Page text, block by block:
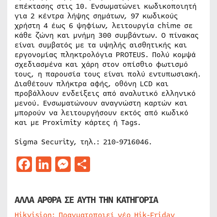
επέκτασης στις 10. Ενσωματώνει κωδικοποιητή
για 2 κέντρα λήψης σημάτων, 97 κωδικούς
χρήστη 4 έως 6 ψηφίων, λειτουργία chime σε
κάθε ζώνη και μνήμη 300 συμβάντων. Ο πίνακας
είναι συμβατός με τα υψηλής αισθητικής και
εργονομίας πληκτρολόγια PROTEUS. Πολύ κομψά
σχεδιασμένα και χάρη στον οπίσθιο φωτισμό
τους, η παρουσία τους είναι πολύ εντυπωσιακή.
Διαθέτουν πλήκτρα αφής, οθόνη LCD και
προβάλλουν ενδείξεις από αναλυτικό ελληνικό
μενού. Ενσωματώνουν αναγνώστη καρτών και
μπορούν να λειτουργήσουν εκτός από κωδικό
και με Proximity κάρτες ή Tags.
Sigma Security, τηλ.: 210-9716046.
Facebook
LinkedIn
Messenger
ΑΛΛΑ ΑΡΘΡΑ ΣΕ ΑΥΤΗ ΤΗΝ ΚΑΤΗΓΟΡΙΑ
Hikvision: Πραγματοποιεί νέο Hik-Friday